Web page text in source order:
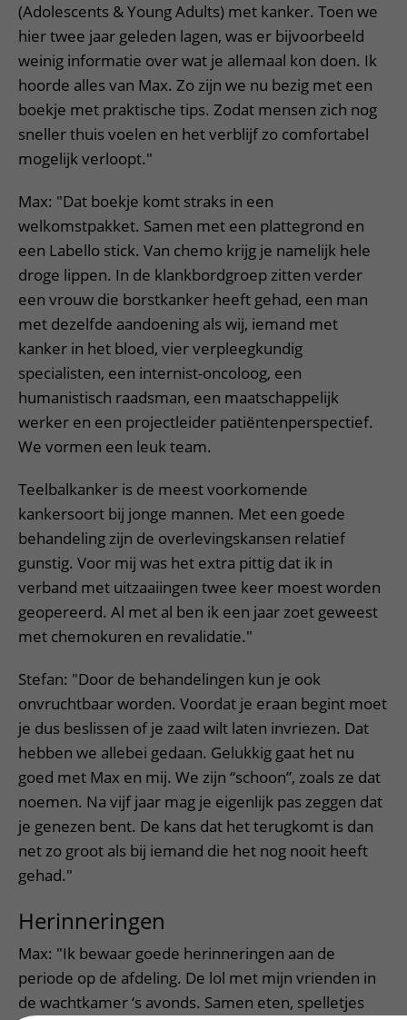
(Adolescents & Young Adults) met kanker. Toen we
hier twee jaar geleden lagen, was er bijvoorbeeld
weinig informatie over wat je allemaal kon doen. Ik
hoorde alles van Max. Zo zijn we nu bezig met een
boekje met praktische tips. Zodat mensen zich nog
sneller thuis voelen en het verblijf zo comfortabel
mogelijk verloopt."
Max: "Dat boekje komt straks in een
welkomstpakket. Samen met een plattegrond en
een Labello stick. Van chemo krijg je namelijk hele
droge lippen. In de klankbordgroep zitten verder
een vrouw die borstkanker heeft gehad, een man
met dezelfde aandoening als wij, iemand met
kanker in het bloed, vier verpleegkundig
specialisten, een internist-oncoloog, een
humanistisch raadsman, een maatschappelijk
werker en een projectleider patiëntenperspectief.
We vormen een leuk team.
Teelbalkanker is de meest voorkomende
kankersoort bij jonge mannen. Met een goede
behandeling zijn de overlevingskansen relatief
gunstig. Voor mij was het extra pittig dat ik in
verband met uitzaaiingen twee keer moest worden
geopereerd. Al met al ben ik een jaar zoet geweest
met chemokuren en revalidatie."
Stefan: "Door de behandelingen kun je ook
onvruchtbaar worden. Voordat je eraan begint moet
je dus beslissen of je zaad wilt laten invriezen. Dat
hebben we allebei gedaan. Gelukkig gaat het nu
goed met Max en mij. We zijn “schoon”, zoals ze dat
noemen. Na vijf jaar mag je eigenlijk pas zeggen dat
je genezen bent. De kans dat het terugkomt is dan
net zo groot als bij iemand die het nog nooit heeft
gehad."
Herinneringen
Max: "Ik bewaar goede herinneringen aan de
periode op de afdeling. De lol met mijn vrienden in
de wachtkamer ‘s avonds. Samen eten, spelletjes